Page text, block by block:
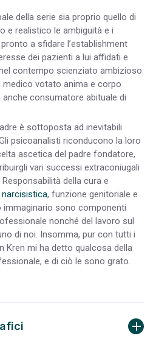
della serie sia proprio quello di
e realistico le ambiguità e i
a sfidare l’establishment
dei pazienti a lui affidati e
contempo scienziato ambizioso
votato anima e corpo
consumatore abituale di
è sottoposta ad inevitabili
psicoanalisti riconducono la loro
ascetica del padre fondatore,
vari successi extraconiugali
della cura e
narcisistica, funzione genitoriale e
immaginario sono componenti
nonché del lavoro sul
di noi. Insomma, pur con tutti i
Kren mi ha detto qualcosa della
e di ciò le sono grato.